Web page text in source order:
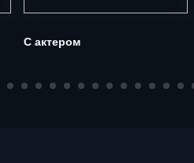
С актером